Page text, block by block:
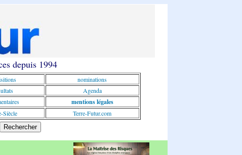
depuis 1994
nominations
Agenda
mentions légales
Siècle Terre-Futur.com